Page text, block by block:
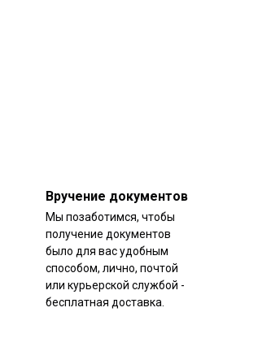
Вручение документов
Мы позаботимся, чтобы
получение документов
было для вас удобным
способом, лично, почтой
или курьерской службой -
бесплатная доставка.